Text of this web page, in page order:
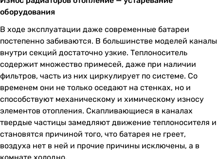
оборудования
В ходе эксплуатации даже современные батареи
постепенно забиваются. В большинстве моделей каналы
внутри секций достаточно узкие. Теплоноситель
содержит множество примесей, даже при наличии
фильтров, часть из них циркулирует по системе. Со
временем они не только оседают на стенках, но и
способствуют механическому и химическому износу
элементов отопления. Скапливающиеся в каналах
твердые частицы замедляют движение теплоносителя и
становятся причиной того, что батарея не греет,
воздуха нет в ней и прочие причины исключены, а в